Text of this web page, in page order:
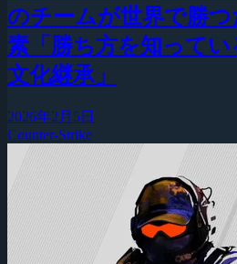
のチームが世界で勝
素「勝ち方を知ってい
文化継承」
2026年2月5日
Counter-Strike